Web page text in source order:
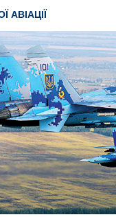
АВІАЦІЇ